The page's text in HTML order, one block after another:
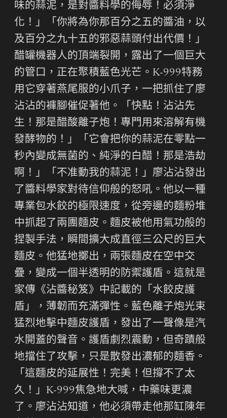
味的蒜泥，是對醬料學的侮辱！必須淨
化！」「你將為你那百分之五的醬油，以
及百分之九十五的邪惡蒜頭付出代價！」
醋罐機器人的頂端裂開，露出了一個巨大
的管口，正在聚積藍色光芒。K-999特務
用它穿著燕尾服的小爪子，一把抓住了廖
沾沾的褲腳催促著他。「快點！沾沾先
生！那是醋酸離子炮！專門用來溶解有機
發酵物的！」「它會把你的蒜泥在零點一
秒內變成無菌的、純淨的白醋！那是浩劫
啊！」「不准動我的蒜泥！」廖沾沾發出
了醬料學家對待信仰般的怒吼。他以一種
專業包水餃的極限速度，從旁邊的麵粉堆
中抓起了兩團麵皮。麵皮被他用氣功般的
捏製手法，瞬間擴大成直徑三公尺的巨大
麵皮。他猛地擲出，兩張麵皮在空中交
疊，變成一個半透明的防禦護盾。這就是
家傳《沾醬秘笈》中記載的「水餃皮護
盾」，薄韌而充滿彈性。藍色離子炮光束
猛烈地擊中麵皮護盾，發出了一聲像是汽
水開蓋的聲音。護盾劇烈震動，但奇蹟般
地擋住了攻擊，只是散發出濃郁的麵香。
「這麵皮的延展性！完美！但撐不了太
久！」K-999焦急地大喊，中藥味更濃
了。廖沾沾知道，他必須帶走他那缸陳年